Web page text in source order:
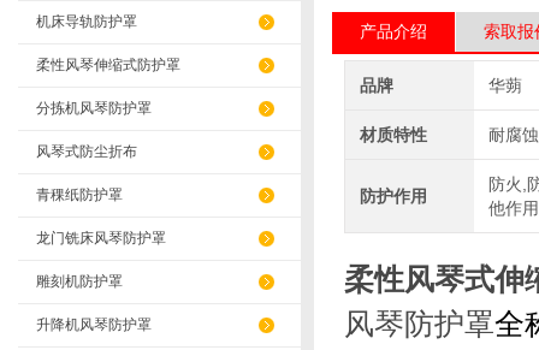
机床导轨防护罩
柔性风琴伸缩式防护罩
分拣机风琴防护罩
风琴式防尘折布
青稞纸防护罩
龙门铣床风琴防护罩
雕刻机防护罩
升降机风琴防护罩
产品介绍 索取报
品牌 华蒴
材质特性 耐腐蚀
防护作用
防火,
他作用
柔性风琴式伸
风琴防护罩全